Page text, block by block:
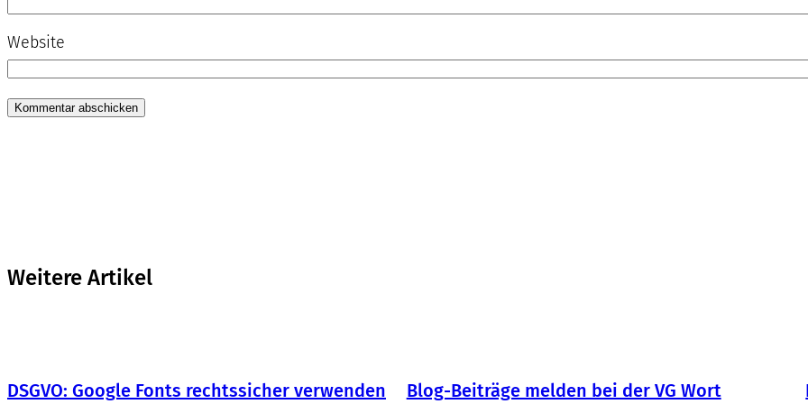
Website
Weitere Artikel
DSGVO: Google Fonts rechtssicher verwenden Blog-Beiträge melden bei der VG Wort